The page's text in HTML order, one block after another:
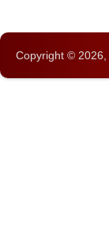
Copyright © 2026,